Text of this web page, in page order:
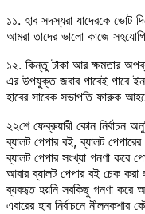
১১. ⁠হাব সদস্যরা যাদেরকে ভোট
আমরা তাদের ভালো কাজে
১২. ⁠কিন্তু টাকা আর ক্ষমতার
এর উপযুক্ত জবাব পাবেই পাবে
হাবের সাবেক সভাপতি ফারুক
২২শে ফেব্রুয়ারী কোন নির্বাচন
ব্যালট পেপার বই, ব্যালট
ব্যালট পেপার সংখ্যা গনণা করে
আবার ব্যালট পেপার বই চেক
ব্যবহৃত হয়নি সবকিছু গনণা করে
এবারের হাব নির্বাচনে